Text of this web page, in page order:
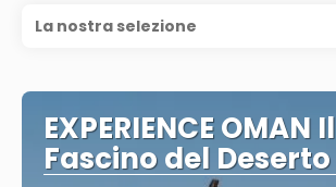
La nostra selezione
EXPERIENCE OMAN Il
Fascino del Deserto